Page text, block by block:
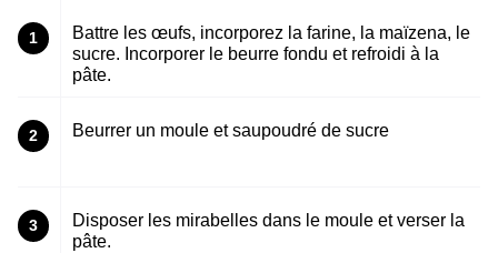
1
Battre les œufs, incorporez la farine, la maïzena, le
sucre. Incorporer le beurre fondu et refroidi à la
pâte.
2 Beurrer un moule et saupoudré de sucre
3
Disposer les mirabelles dans le moule et verser la
pâte.